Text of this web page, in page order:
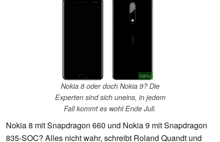
Nokia 8 oder doch Nokia 9? Die
Experten sind sich uneins, in jedem
Fall kommt es wohl Ende Juli.
Nokia 8 mit Snapdragon 660 und Nokia 9 mit Snapdragon
835-SOC? Alles nicht wahr, schreibt Roland Quandt und